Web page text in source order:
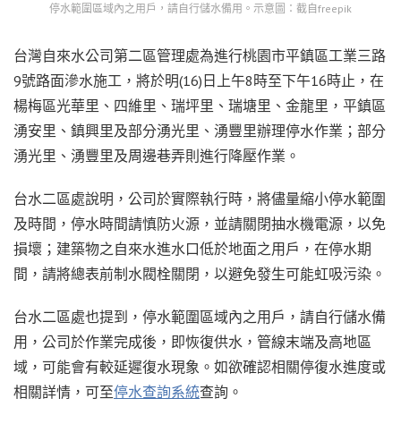
停水範圍區域內之用戶，請自行儲水備用。示意圖：截自freepik
台灣自來水公司第二區管理處為進行桃園市平鎮區工業三路
9號路面滲水施工，將於明(16)日上午8時至下午16時止，在
楊梅區光華里、四維里、瑞坪里、瑞塘里、金龍里，平鎮區
湧安里、鎮興里及部分湧光里、湧豐里辦理停水作業；部分
湧光里、湧豐里及周邊巷弄則進行降壓作業。
台水二區處說明，公司於實際執行時，將儘量縮小停水範圍
及時間，停水時間請慎防火源，並請關閉抽水機電源，以免
損壞；建築物之自來水進水口低於地面之用戶，在停水期
間，請將總表前制水閥栓關閉，以避免發生可能虹吸污染。
台水二區處也提到，停水範圍區域內之用戶，請自行儲水備
用，公司於作業完成後，即恢復供水，管線末端及高地區
域，可能會有較延遲復水現象。如欲確認相關停復水進度或
相關詳情，可至停水查詢系統查詢。